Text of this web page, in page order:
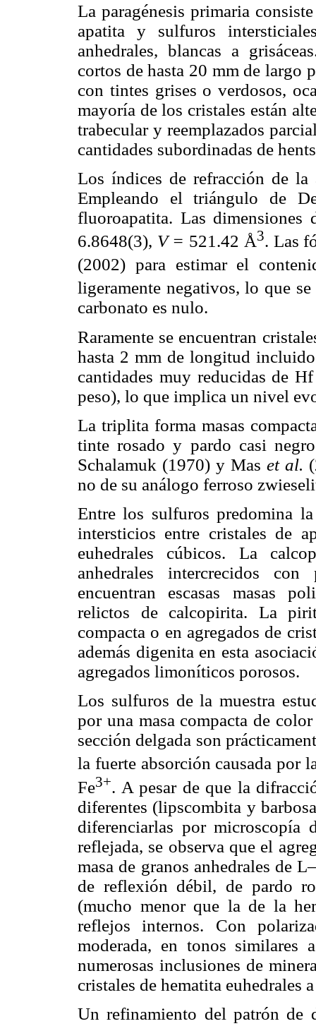
La paragénesis primaria
apatita y sulfuros
anhedrales, blancas a
cortos de hasta 20 mm de largo
con tintes grises o verdosos,
mayoría de los cristales están
trabecular y reemplazados
cantidades subordinadas de
Los índices de refracción de
Empleando el triángulo de
fluoroapatita. Las
6.8648(3), V = 521.42 Å3. Las
(2002) para estimar el
ligeramente negativos, lo que
carbonato es nulo.
Raramente se encuentran
hasta 2 mm de longitud
cantidades muy reducidas de
peso), lo que implica un nivel
La triplita forma masas
tinte rosado y pardo casi
Schalamuk (1970) y Mas et al.
no de su análogo ferroso
Entre los sulfuros predomina
intersticios entre cristales de
euhedrales cúbicos. La
anhedrales intercrecidos
encuentran escasas masas
relictos de calcopirita. La
compacta o en agregados de
además digenita en esta
agregados limoníticos porosos.
Los sulfuros de la muestra
por una masa compacta de
sección delgada son
la fuerte absorción causada por
Fe3+. A pesar de que la
diferentes (lipscombita y
diferenciarlas por
reflejada, se observa que el
masa de granos anhedrales de
de reflexión débil, de pardo
(mucho menor que la de la
reflejos internos. Con
moderada, en tonos similares
numerosas inclusiones de
cristales de hematita euhedrales
Un refinamiento del patrón de